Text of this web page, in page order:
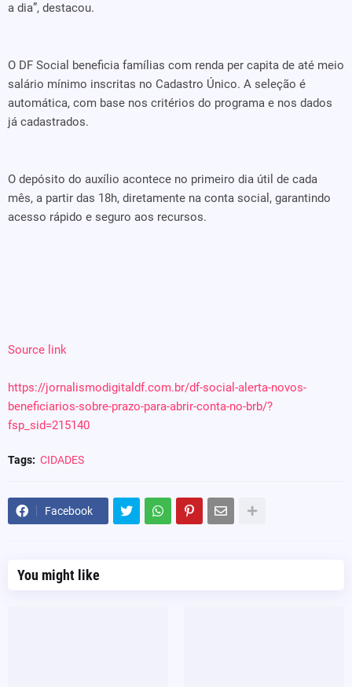
a dia”, destacou.
O DF Social beneficia famílias com renda per capita de até meio
salário mínimo inscritas no Cadastro Único. A seleção é
automática, com base nos critérios do programa e nos dados
já cadastrados.
O depósito do auxílio acontece no primeiro dia útil de cada
mês, a partir das 18h, diretamente na conta social, garantindo
acesso rápido e seguro aos recursos.
Source link
https://jornalismodigitaldf.com.br/df-social-alerta-novos-
beneficiarios-sobre-prazo-para-abrir-conta-no-brb/?
fsp_sid=215140
Tags: CIDADES
Facebook
You might like